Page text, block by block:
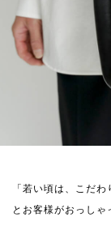
「若い頃は、こだ
とお客様がおっしゃ